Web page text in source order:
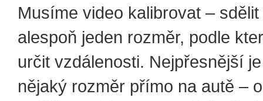
Musíme video kalibrovat –
alespoň jeden rozměr, podle
určit vzdálenosti. Nejpřesnější
nějaký rozměr přímo na autě –